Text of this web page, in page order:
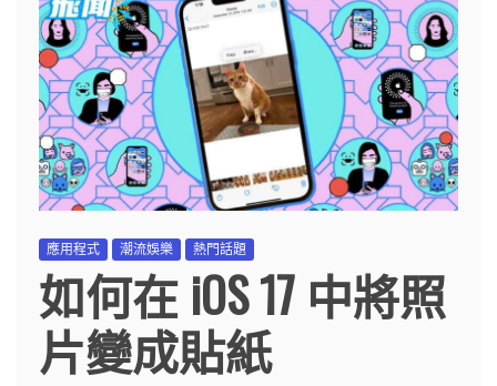
應用程式 潮流娛樂 熱門話題
如何在 iOS 17 中將照
片變成貼紙